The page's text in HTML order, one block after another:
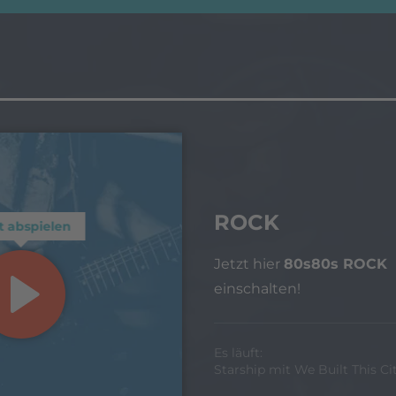
abspielen ROCK
Jetzt hier 80s80s ROCK
einschalten!
Es läuft:
Starship mit We Built This